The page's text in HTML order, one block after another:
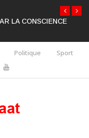
LA CONSCIENCE
Politique Sport